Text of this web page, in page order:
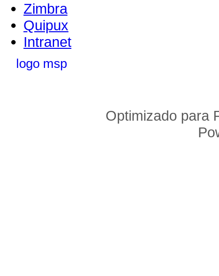
Zimbra
Quipux
Intranet
Optimizado para